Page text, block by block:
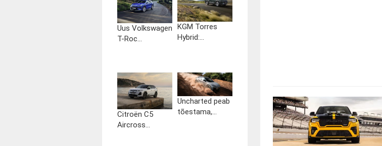
Uus Volkswagen
T-Roc...
KGM Torres
Hybrid:...
Citroën C5
Aircross...
Uncharted peab
tõestama,...